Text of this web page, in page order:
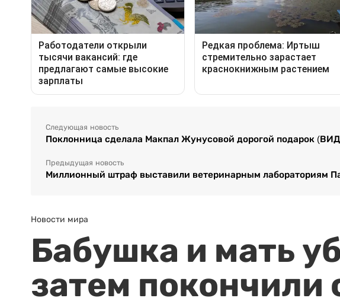
Следующая новость
Поклонница сделала Макпал Жунусовой дорогой подарок
Предыдущая новость
Миллионный штраф выставили ветеринарным лабораториям
Новости мира
Бабушка и мать
затем покончили